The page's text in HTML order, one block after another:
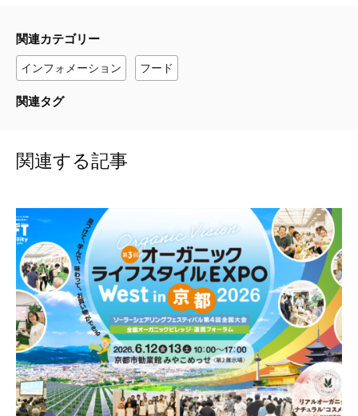
関連カテゴリー
インフォメーション フード
関連タグ
関連する記事